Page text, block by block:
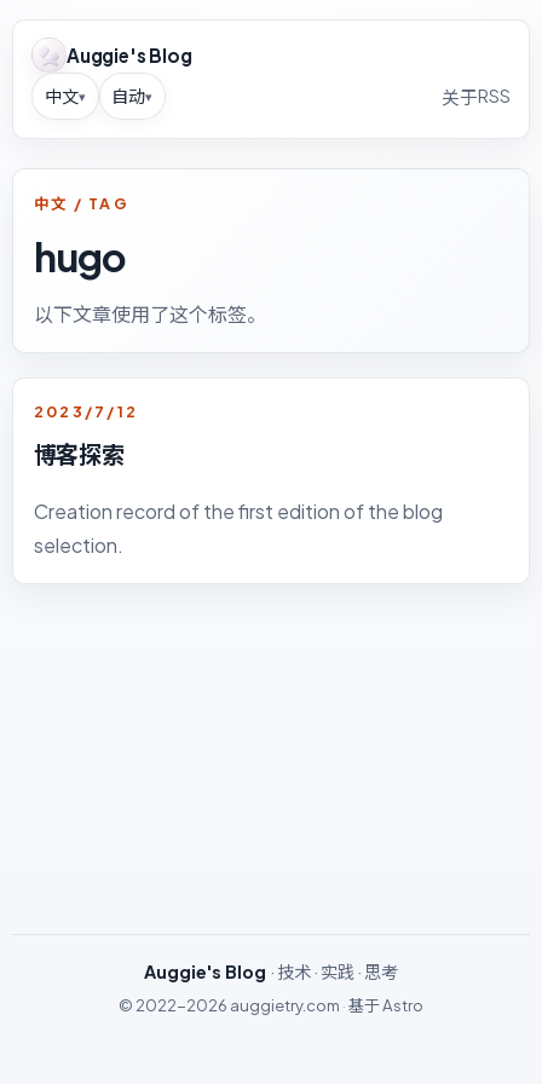
Auggie's Blog
中文▾ 自动▾ 关于RSS
中文 / TAG
hugo
以下文章使用了这个标签。
2023/7/12
博客探索
Creation record of the first edition of the blog
selection.
Auggie's Blog · 技术 · 实践 · 思考
© 2022-2026 auggietry.com ·基于Astro